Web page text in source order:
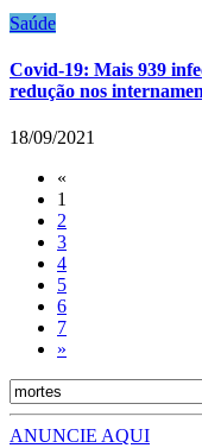
Saúde
Covid-19: Mais 939
redução nos
18/09/2021
«
1
2
3
4
5
6
7
»
ANUNCIE AQUI